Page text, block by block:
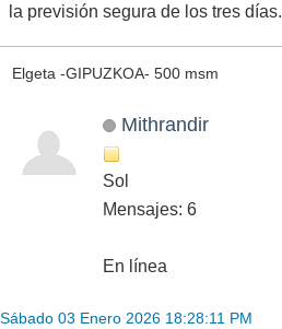
la previsión segura de los tres días.
Elgeta -GIPUZKOA- 500 msm
Mithrandir
Sol
Mensajes: 6
En línea
Sábado 03 Enero 2026 18:28:11 PM